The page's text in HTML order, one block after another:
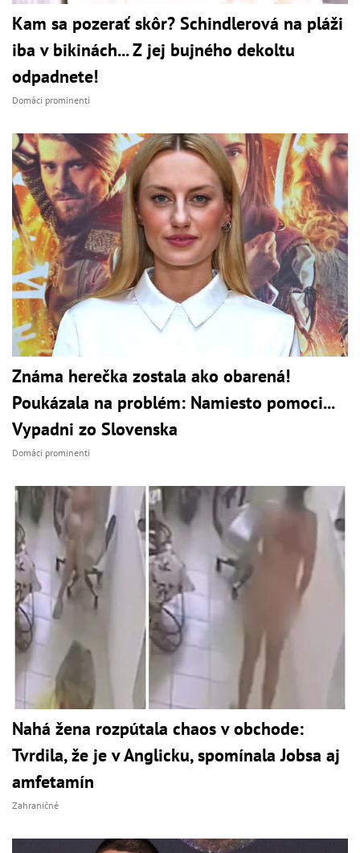
Kam sa pozerať skôr? Schindlerová na pláži
iba v bikinách... Z jej bujného dekoltu
odpadnete!
Domáci prominenti
Známa herečka zostala ako obarená!
Poukázala na problém: Namiesto pomoci...
Vypadni zo Slovenska
Domáci prominenti
Nahá žena rozpútala chaos v obchode:
Tvrdila, že je v Anglicku, spomínala Jobsa aj
amfetamín
Zahraničné